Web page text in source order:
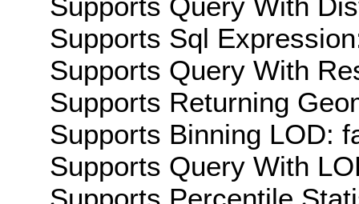
Supports Sql
Supports Query With
Supports Returning
Supports Binning LOD:
Supports Query With
Supports Percentile